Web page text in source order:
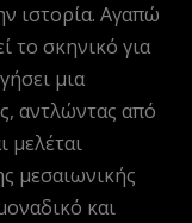
ιστορία. Αγαπώ
το σκηνικό για
μια
αντλώντας από
μελέται
μεσαιωνικής
και